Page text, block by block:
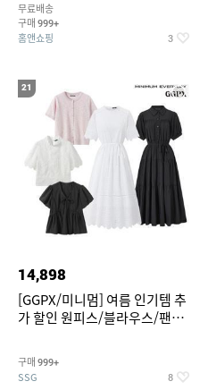
무료배송
구매 999+
홈앤쇼핑 3
21
14,898
[GGPX/미니멈] 여름 인기템 추
가 할인 원피스/블라우스/팬츠
구매 999+
SSG 8